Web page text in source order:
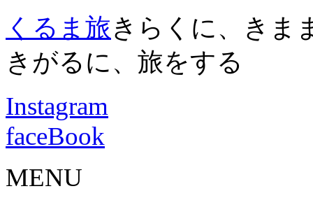
くるま旅きらくに、きま
きがるに、旅をする
Instagram
faceBook
MENU